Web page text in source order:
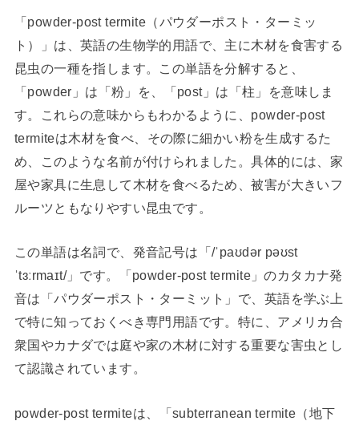
「powder-post termite（パウダーポスト・ターミッ
ト）」は、英語の生物学的用語で、主に木材を食害する
昆虫の一種を指します。この単語を分解すると、
「powder」は「粉」を、「post」は「柱」を意味しま
す。これらの意味からもわかるように、powder-post
termiteは木材を食べ、その際に細かい粉を生成するた
め、このような名前が付けられました。具体的には、家
屋や家具に生息して木材を食べるため、被害が大きいフ
ルーツともなりやすい昆虫です。
この単語は名詞で、発音記号は「/ˈpaʊdər pəʊst
ˈtɜːrmaɪt/」です。「powder-post termite」のカタカナ発
音は「パウダーポスト・ターミット」で、英語を学ぶ上
で特に知っておくべき専門用語です。特に、アメリカ合
衆国やカナダでは庭や家の木材に対する重要な害虫とし
て認識されています。
powder-post termiteは、「subterranean termite（地下